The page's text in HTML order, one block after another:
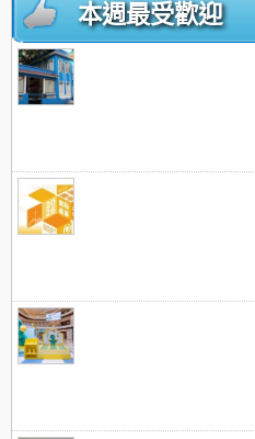
本週最受歡迎